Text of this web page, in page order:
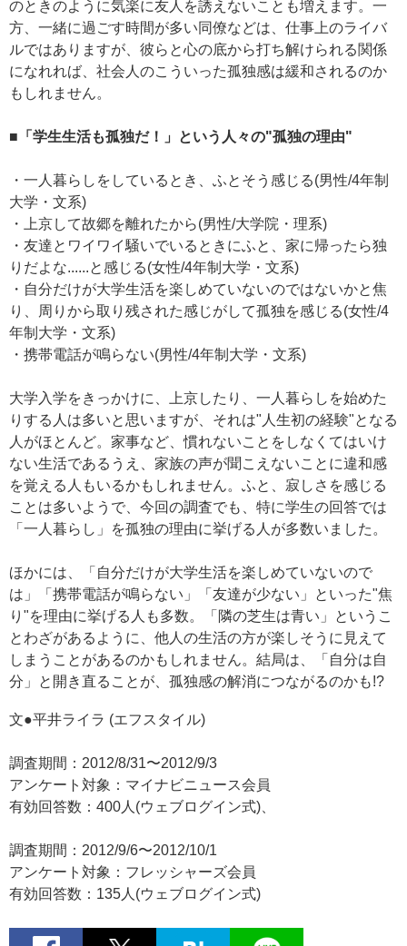
のときのように気楽に友人を誘えないことも増えます。一
方、一緒に過ごす時間が多い同僚などは、仕事上のライバ
ルではありますが、彼らと心の底から打ち解けられる関係
になれれば、社会人のこういった孤独感は緩和されるのか
もしれません。
■「学生生活も孤独だ！」という人々の"孤独の理由"
・一人暮らしをしているとき、ふとそう感じる(男性/4年制
大学・文系)
・上京して故郷を離れたから(男性/大学院・理系)
・友達とワイワイ騒いでいるときにふと、家に帰ったら独
りだよな......と感じる(女性/4年制大学・文系)
・自分だけが大学生活を楽しめていないのではないかと焦
り、周りから取り残された感じがして孤独を感じる(女性/4
年制大学・文系)
・携帯電話が鳴らない(男性/4年制大学・文系)
大学入学をきっかけに、上京したり、一人暮らしを始めた
りする人は多いと思いますが、それは"人生初の経験"となる
人がほとんど。家事など、慣れないことをしなくてはいけ
ない生活であるうえ、家族の声が聞こえないことに違和感
を覚える人もいるかもしれません。ふと、寂しさを感じる
ことは多いようで、今回の調査でも、特に学生の回答では
「一人暮らし」を孤独の理由に挙げる人が多数いました。
ほかには、「自分だけが大学生活を楽しめていないので
は」「携帯電話が鳴らない」「友達が少ない」といった"焦
り"を理由に挙げる人も多数。「隣の芝生は青い」というこ
とわざがあるように、他人の生活の方が楽しそうに見えて
しまうことがあるのかもしれません。結局は、「自分は自
分」と開き直ることが、孤独感の解消につながるのかも!?
文●平井ライラ (エフスタイル)
調査期間：2012/8/31〜2012/9/3
アンケート対象：マイナビニュース会員
有効回答数：400人(ウェブログイン式)、
調査期間：2012/9/6〜2012/10/1
アンケート対象：フレッシャーズ会員
有効回答数：135人(ウェブログイン式)